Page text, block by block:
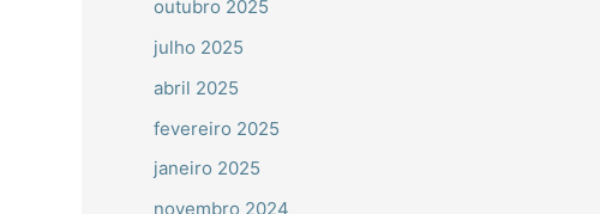
outubro 2025
julho 2025
abril 2025
fevereiro 2025
janeiro 2025
novembro 2024